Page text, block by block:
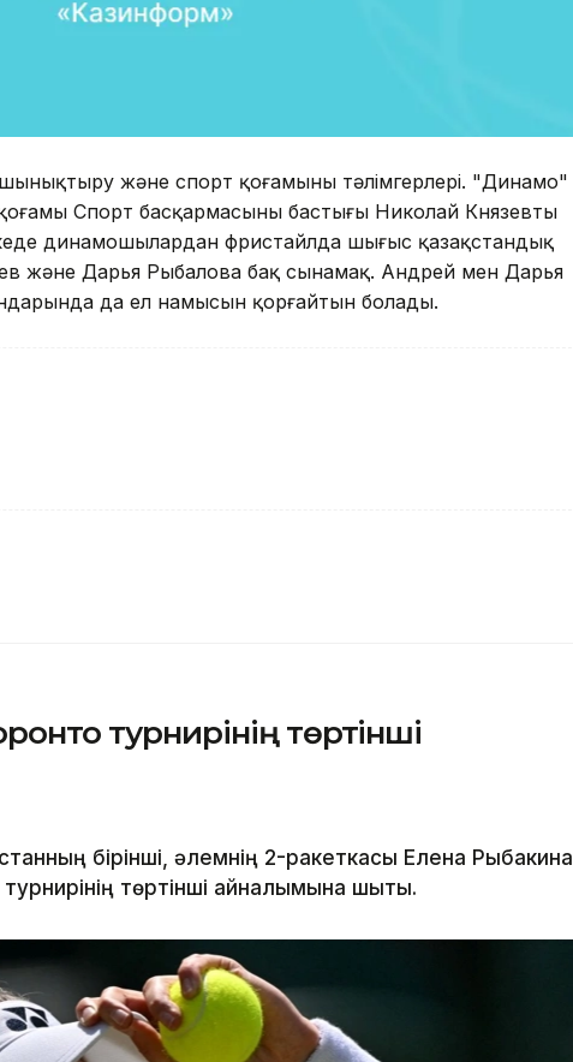
және спорт қоғамының тәлімгерлері. "Динамо"
Спорт басқармасының бастығы Николай Князевтың
динамошылардан фристайлда шығыс қазақстандық
және Дарья Рыбалова бақ сынамақ. Андрей мен Дарья
да ел намысын қорғайтын болады.
турнирінің төртінші
бірінші, әлемнің 2-ракеткасы Елена Рыбакина
төртінші айналымына шықты.